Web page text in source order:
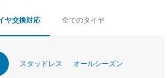
ヤ交換対応 全てのタイヤ
スタッドレス オールシーズン